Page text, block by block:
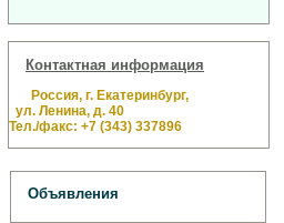
Контактная информация
Россия, г. Екатеринбург,
ул. Ленина, д. 40
Тел./факс: +7 (343) 337896
Объявления